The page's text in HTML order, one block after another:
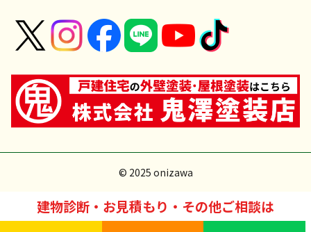
© 2025 onizawa
建物診断・お見積もり・その他ご相談は